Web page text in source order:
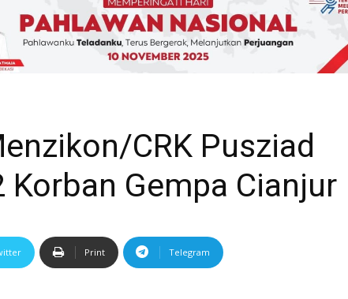
CRK Pusziad
Korban Gempa Cianjur
Print Telegram